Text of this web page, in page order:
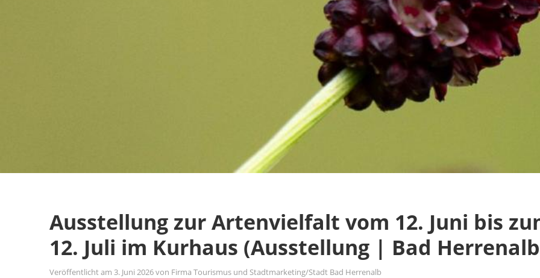
Ausstellung zur Artenvielfalt vom 12. Juni bis
12. Juli im Kurhaus (Ausstellung | Bad
Veröffentlicht am 3. Juni 2026von Firma Tourismus und Stadtmarketing/Stadt Bad Herrenalb